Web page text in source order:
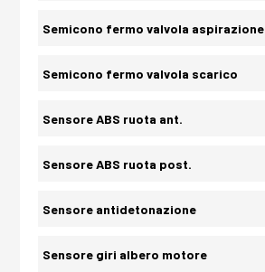
Semicono fermo valvola aspirazione
Semicono fermo valvola scarico
Sensore ABS ruota ant.
Sensore ABS ruota post.
Sensore antidetonazione
Sensore giri albero motore